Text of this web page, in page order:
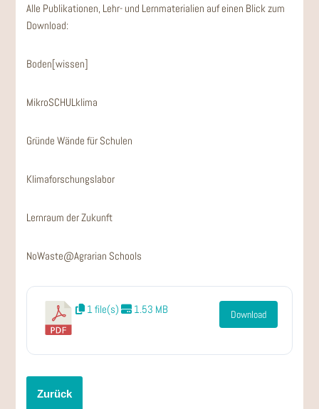
Alle Publikationen, Lehr- und Lernmaterialien auf einen Blick zum
Download:
Boden[wissen]
MikroSCHULklima
Gründe Wände für Schulen
Klimaforschungslabor
Lernraum der Zukunft
NoWaste@Agrarian Schools
1 file(s) 1.53 MB Download
Zurück